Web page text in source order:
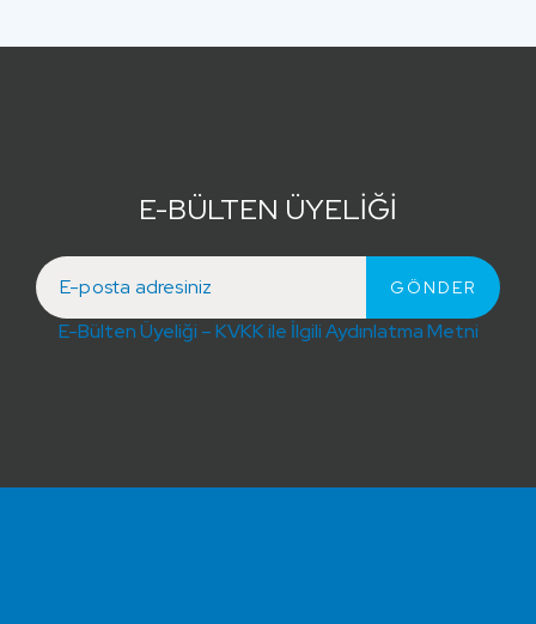
E-BÜLTEN ÜYELİĞİ
E-Bülten Üyeliği – KVKK ile İlgili Aydınlatma Metni